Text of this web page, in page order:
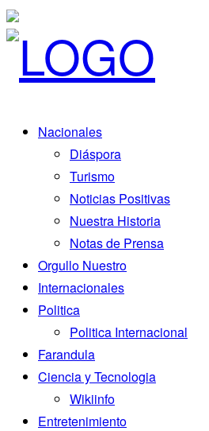
Nacionales
Diáspora
Turismo
Noticias Positivas
Nuestra Historia
Notas de Prensa
Orgullo Nuestro
Internacionales
Politica
Politica Internacional
Farandula
Ciencia y Tecnologia
Wikiinfo
Entretenimiento